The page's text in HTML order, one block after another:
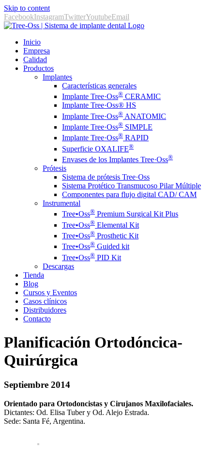
Skip to content
FacebookInstagramTwitterYoutubeEmail
Inicio
Empresa
Calidad
Productos
Implantes
Características generales
Implante Tree·Oss® CERAMIC
Implante Tree·Oss® HS
Implante Tree·Oss® ANATOMIC
Implante Tree·Oss® SIMPLE
Implante Tree·Oss® RAPID
Superficie OXALIFE®
Envases de los Implantes Tree·Oss®
Prótesis
Sistema de prótesis Tree·Oss
Sistema Protético Transmucoso Pilar Múltiple
Componentes para flujo digital CAD/ CAM
Instrumental
Tree•Oss®️ Premium Surgical Kit Plus
Tree•Oss®️ Elemental Kit
Tree•Oss®️ Prosthetic Kit
Tree•Oss®️ Guided kit
Tree•Oss®️ PID Kit
Descargas
Tienda
Blog
Cursos y Eventos
Casos clínicos
Distribuidores
Contacto
Planificación Ortodóncica-
Quirúrgica
Septiembre 2014
Orientado para Ortodoncistas y Cirujanos Maxilofaciales.
Dictantes: Od. Elisa Tuber y Od. Alejo Estrada.
Sede: Santa Fé, Argentina.